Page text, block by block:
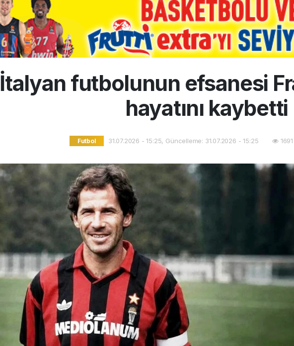
İtalyan futbolunun efsanesi
hayatını kaybetti
Futbol 31.07.2026 - 15:25, Güncelleme: 31.07.2026 - 15:25